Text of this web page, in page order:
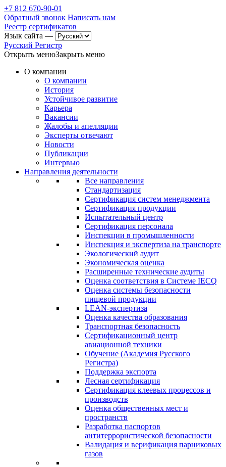
+7 812 670-90-01
Обратный звонок Написать нам
Реестр сертификатов
Язык сайта —
Русский Регистр
Открыть менюЗакрыть меню
О компании
О компании
История
Устойчивое развитие
Карьера
Вакансии
Жалобы и апелляции
Эксперты отвечают
Новости
Публикации
Интервью
Направления деятельности
Все направления
Стандартизация
Сертификация систем менеджмента
Сертификация продукции
Испытательный центр
Сертификация персонала
Инспекции в промышленности
Инспекция и экспертиза на транспорте
Экологический аудит
Экономическая оценка
Расширенные технические аудиты
Оценка соответствия в Системе IECQ
Оценка системы безопасности
пищевой продукции
LEAN-экспертиза
Оценка качества образования
Транспортная безопасность
Сертификационный центр
авиационной техники
Обучение (Академия Русского
Регистра)
Поддержка экспорта
Лесная сертификация
Сертификация клеевых процессов и
производств
Оценка общественных мест и
пространств
Разработка паспортов
антитеррористической безопасности
Валидация и верификация парниковых
газов